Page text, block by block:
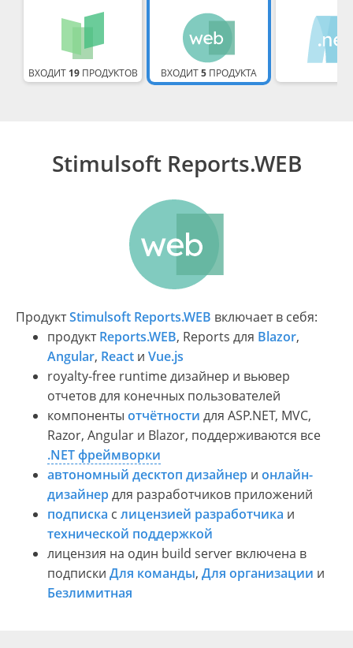
ВХОДИТ 19ПРОДУКТОВ ВХОДИТ5 ПРОДУКТА
Stimulsoft Reports.WEB
ПродуктStimulsoft Reports.WEB включает в себя:
продуктReports.WEB, Reports для Blazor,
Angular, React и Vue.js
royalty-free runtime дизайнер и вьювер
отчетов для конечных пользователей
компоненты отчётности для ASP.NET, MVC,
Razor, Angular и Blazor, поддерживаются все
.NET фреймворки
автономный десктоп дизайнер и онлайн-
дизайнердля разработчиков приложений
подписка с лицензией разработчика и
технической поддержкой
лицензия на один build server включена в
подписки Для команды, Для организации и
Безлимитная